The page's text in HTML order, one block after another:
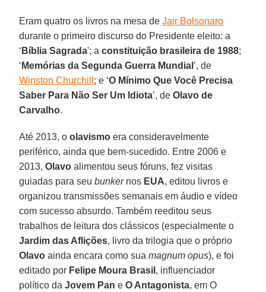
Eram quatro os livros na mesa deJair Bolsonaro
durante o primeiro discurso do Presidente eleito: a
‘ Bíblia Sagrada'; aconstituição brasileira de 1988;
‘ Memórias da Segunda Guerra Mundial ’, de
Winston Churchill ; e ‘O Mínimo Que Você Precisa
Saber Para Não Ser Um Idiota’, deOlavo de
Carvalho.
Até 2013, oolavismo era consideravelmente
periférico, ainda que bem-sucedido. Entre 2006 e
2013,Olavo alimentou seus fóruns, fez visitas
guiadas para seubunkernos EUA, editou livros e
organizou transmissões semanais em áudio e vídeo
com sucesso absurdo. Também reeditou seus
trabalhos de leitura dos clássicos (especialmente o
Jardim das Aflições, livro da trilogia que o próprio
Olavo ainda encara como suamagnum opus), e foi
editado por Felipe Moura Brasil , influenciador
político daJovem Pane O Antagonista, em O